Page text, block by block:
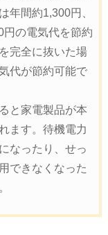
年間約1,300円、
円の電気代を節約
完全に抜いた場
代が節約可能で
と家電製品が本
ます。待機電力
なったり、せっ
できなくなった